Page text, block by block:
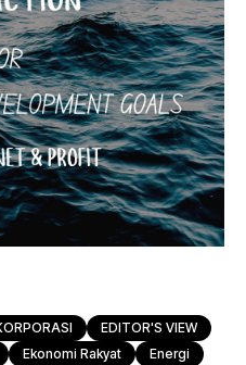
EDITOR'S VIEW
Ekonomi Rakyat Energi